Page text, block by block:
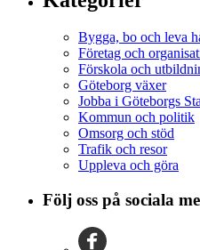
Bygga, bo och leva
Företag och
Förskola och
Göteborg växer
Jobba i Göteborgs
Kommun och politik
Omsorg och stöd
Trafik och resor
Uppleva och göra
Följ oss på sociala